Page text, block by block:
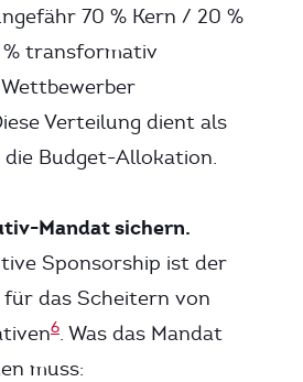
70 % Kern / 20 %
transformativ
Verteilung dient als
Budget-Allokation.
Mandat sichern.
Sponsorship ist der
das Scheitern von
6. Was das Mandat
muss: